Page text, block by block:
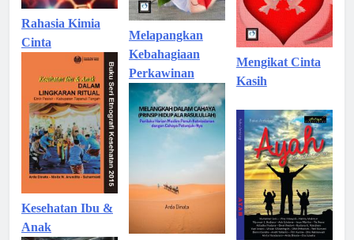
Rahasia Kimia
Cinta
Kesehatan Ibu &
Anak
Melapangkan
Kebahagiaan
Perkawinan
Mengikat Cinta
Kasih